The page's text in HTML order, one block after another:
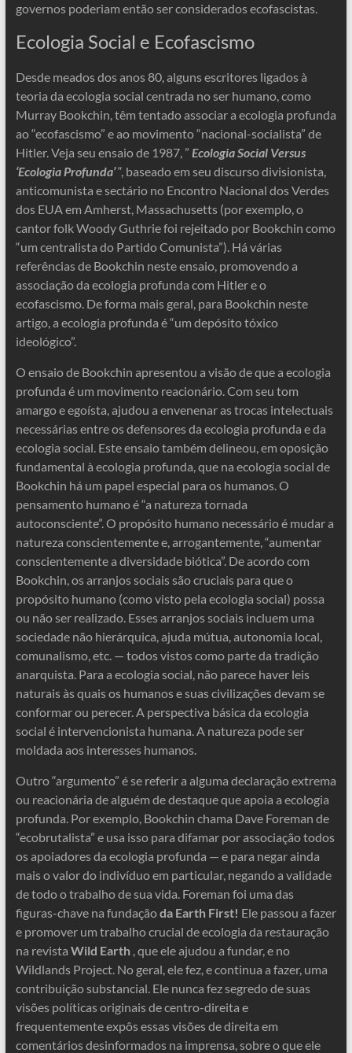
governos poderiam então ser considerados ecofascistas.
Ecologia Social e Ecofascismo
Desde meados dos anos 80, alguns escritores ligados à
teoria da ecologia social centrada no ser humano, como
Murray Bookchin, têm tentado associar a ecologia profunda
ao “ecofascismo” e ao movimento “nacional-socialista” de
Hitler. Veja seu ensaio de 1987, ” Ecologia Social Versus
‘Ecologia Profunda’“, baseado em seu discurso divisionista,
anticomunista e sectário no Encontro Nacional dos Verdes
dos EUA em Amherst, Massachusetts (por exemplo, o
cantor folk Woody Guthrie foi rejeitado por Bookchin como
“um centralista do Partido Comunista”). Há várias
referências de Bookchin neste ensaio, promovendo a
associação da ecologia profunda com Hitler e o
ecofascismo. De forma mais geral, para Bookchin neste
artigo, a ecologia profunda é “um depósito tóxico
ideológico”.
O ensaio de Bookchin apresentou a visão de que a ecologia
profunda é um movimento reacionário. Com seu tom
amargo e egoísta, ajudou a envenenar as trocas intelectuais
necessárias entre os defensores da ecologia profunda e da
ecologia social. Este ensaio também delineou, em oposição
fundamental à ecologia profunda, que na ecologia social de
Bookchin há um papel especial para os humanos. O
pensamento humano é “a natureza tornada
autoconsciente”. O propósito humano necessário é mudar a
natureza conscientemente e, arrogantemente, “aumentar
conscientemente a diversidade biótica”. De acordo com
Bookchin, os arranjos sociais são cruciais para que o
propósito humano (como visto pela ecologia social) possa
ou não ser realizado. Esses arranjos sociais incluem uma
sociedade não hierárquica, ajuda mútua, autonomia local,
comunalismo, etc. — todos vistos como parte da tradição
anarquista. Para a ecologia social, não parece haver leis
naturais às quais os humanos e suas civilizações devam se
conformar ou perecer. A perspectiva básica da ecologia
social é intervencionista humana. A natureza pode ser
moldada aos interesses humanos.
Outro “argumento” é se referir a alguma declaração extrema
ou reacionária de alguém de destaque que apoia a ecologia
profunda. Por exemplo, Bookchin chama Dave Foreman de
“ecobrutalista” e usa isso para difamar por associação todos
os apoiadores da ecologia profunda — e para negar ainda
mais o valor do indivíduo em particular, negando a validade
de todo o trabalho de sua vida. Foreman foi uma das
figuras-chave na fundaçãoda Earth First! Ele passou a fazer
e promover um trabalho crucial de ecologia da restauração
na revista Wild Earth, que ele ajudou a fundar, e no
Wildlands Project. No geral, ele fez, e continua a fazer, uma
contribuição substancial. Ele nunca fez segredo de suas
visões políticas originais de centro-direita e
frequentemente expôs essas visões de direita em
comentários desinformados na imprensa, sobre o que ele